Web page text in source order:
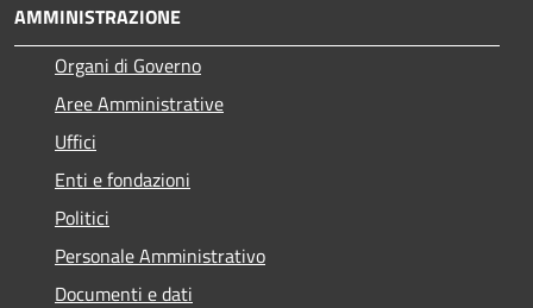
AMMINISTRAZIONE
Organi di Governo
Aree Amministrative
Uffici
Enti e fondazioni
Politici
Personale Amministrativo
Documenti e dati